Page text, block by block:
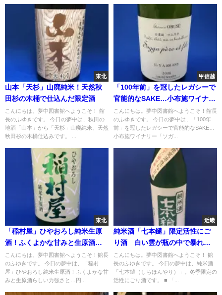
東北
山本「天杉」山廃純米！天然秋
田杉の木桶で仕込んだ限定酒
こんにちは。夢中図書館へようこそ！ 館
長のふゆきです。 今日の夢中は、秋田の
地酒「山本」から「天杉」山廃純米、天然
秋田杉の木桶仕込みです。 ...
甲信越
「100年前」を冠したレガシーで
官能的なSAKE…小布施ワイナリ
ー「ソガペール・イリヤソント
ン」
こんにちは。夢中図書館へようこそ！館長
のふゆきです。 今日の夢中は、「100年
前」を冠したレガシーで官能的なSAKE…
小布施ワイナリー「ソガ...
東北
「稲村屋」ひやおろし純米生原
酒！ふくよかな甘みと生原酒ら
しい力強さと…円熟の一杯
こんにちは。夢中図書館へようこそ！館長
のふゆきです。 今日の夢中は、「稲村
屋」ひやおろし純米生原酒！ふくよかな甘
みと生原酒らしい力強さと…円...
近畿
純米酒「七本鑓」限定活性にご
り酒 白い雲が瓶の中で暴れ
る？生きた日本酒！
こんにちは。夢中図書館へようこそ！ 館
長のふゆきです。 今日の夢中は、純米酒
「七本鑓（しちほんやり）」。冬季限定の
活性にごり酒です。 ■ 「...